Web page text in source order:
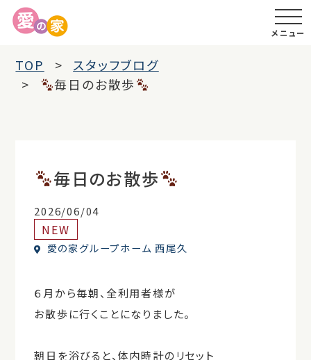
メニュー
TOP
スタッフブログ
毎日のお散歩
毎日のお散歩
2026/06/04
NEW
愛の家グループホーム 西尾久
６月から毎朝、全利用者様が
お散歩に行くことになりました。
朝日を浴びると、体内時計のリセット